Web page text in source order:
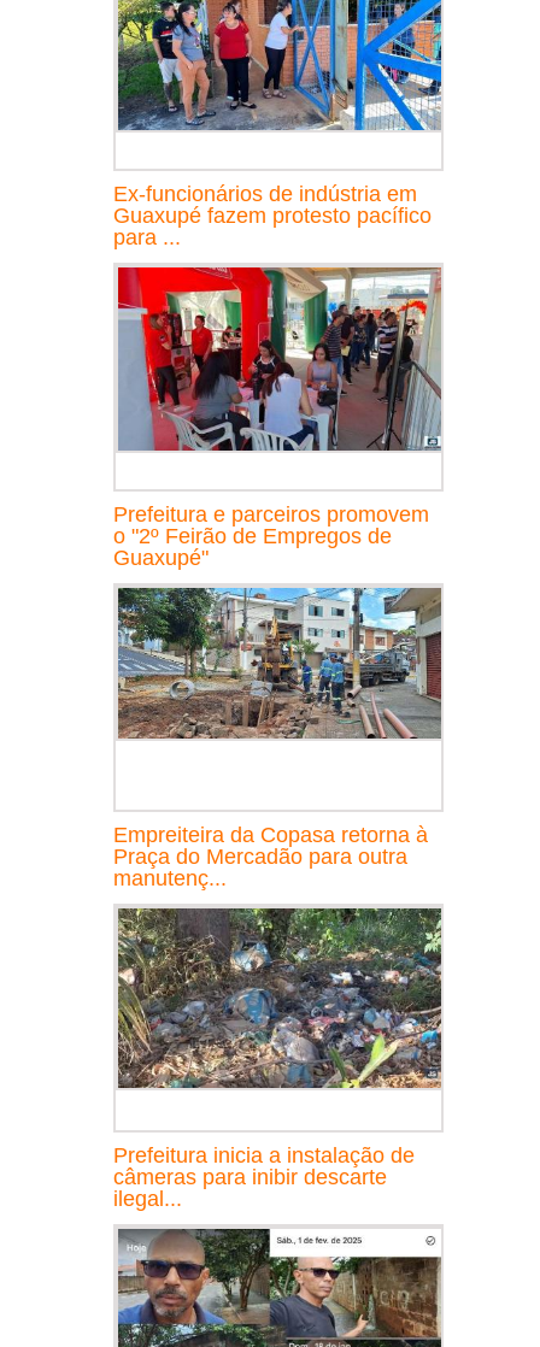
Ex-funcionários de indústria em
Guaxupé fazem protesto pacífico
para ...
Prefeitura e parceiros promovem
o "2º Feirão de Empregos de
Guaxupé"
Empreiteira da Copasa retorna à
Praça do Mercadão para outra
manutenç...
Prefeitura inicia a instalação de
câmeras para inibir descarte
ilegal...